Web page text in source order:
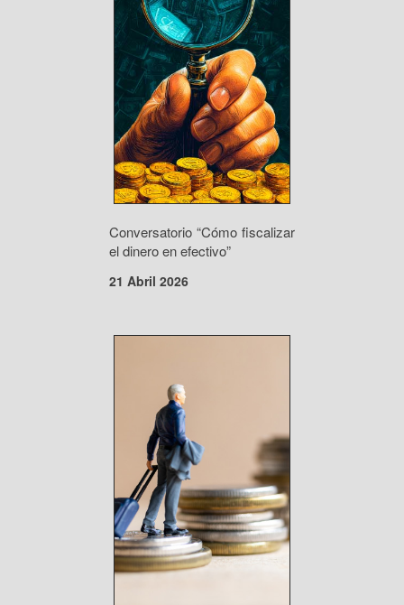
Conversatorio “Cómo fiscalizar
el dinero en efectivo”
21 Abril 2026